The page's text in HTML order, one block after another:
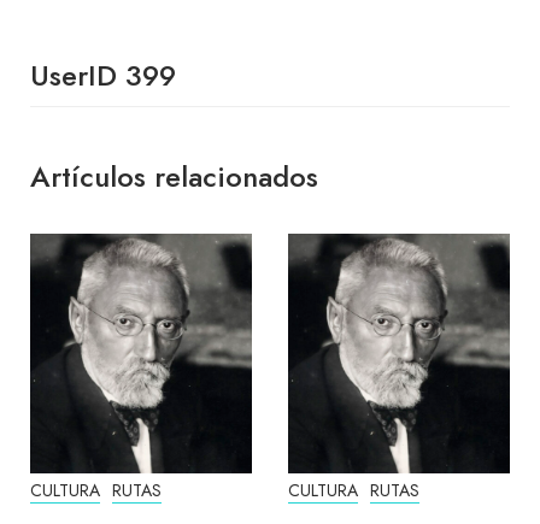
UserID 399
Artículos relacionados
CULTURA RUTAS CULTURA RUTAS